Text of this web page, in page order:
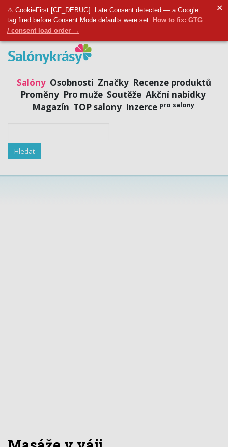
⚠ CookieFirst [CF_DEBUG]: Late Consent detected — a Google
tag fired before Consent Mode defaults were set. How to fix: GTG
/ consent load order →
✕
Přidat salon | Přihlásit se | Registrovat se
Salóny Osobnosti Značky Recenze produktů
Proměny Pro muže Soutěže Akční nabídky
Magazín TOP salony Inzerce pro salony